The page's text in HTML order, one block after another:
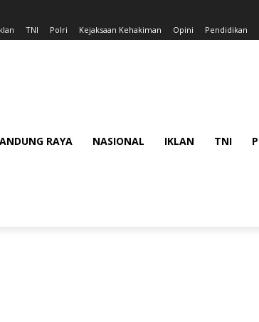
TNI Polri Kejaksaan Kehakiman Opini Pendidikan
RAYA NASIONAL IKLAN TNI